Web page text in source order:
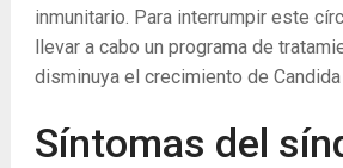
inmunitario. Para interrumpir este
llevar a cabo un programa de
disminuya el crecimiento de
Síntomas del